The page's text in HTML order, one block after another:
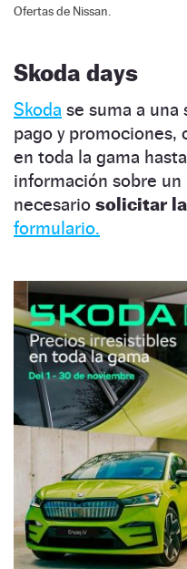
Ofertas de Nissan.
Skoda days
Skoda se suma a una
pago y promociones,
en toda la gama
información sobre
necesario solicitar
formulario.